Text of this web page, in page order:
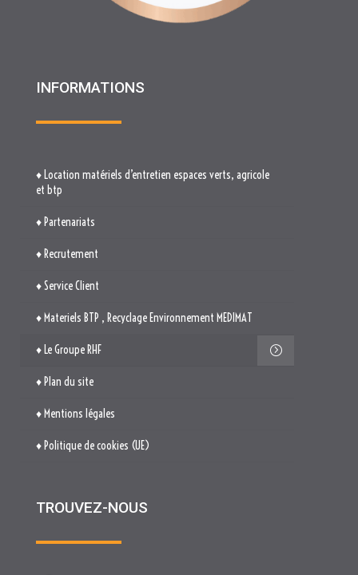
INFORMATIONS
♦ Location matériels d’entretien espaces verts, agricole
et btp
♦ Partenariats
♦ Recrutement
♦ Service Client
♦ Materiels BTP , Recyclage Environnement MEDIMAT
♦ Le Groupe RHF
♦ Plan du site
♦ Mentions légales
♦ Politique de cookies (UE)
TROUVEZ-NOUS